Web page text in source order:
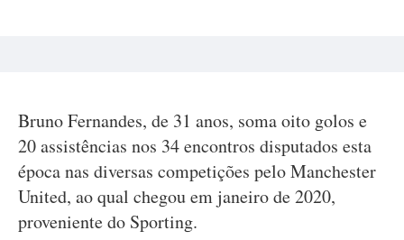
Bruno Fernandes, de 31 anos, soma oito golos e
20 assistências nos 34 encontros disputados esta
época nas diversas competições pelo Manchester
United, ao qual chegou em janeiro de 2020,
proveniente do Sporting.